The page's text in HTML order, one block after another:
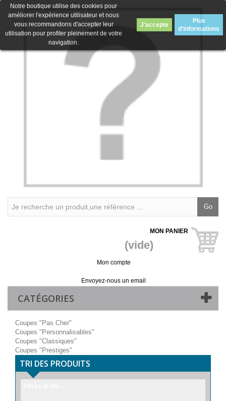
Go
MON PANIER
(vide)
Mon compte
Envoyez-nous un email
CATÉGORIES
Notre boutique utilise des cookies pour
améliorer l'expérience utilisateur et nous
vous recommandons d'accepter leur
utilisation pour profiter pleinement de votre
navigation.
J'accepte
Plus
d'informations
Coupes "Pas Cher"
Coupes "Personnalisables"
Coupes "Classiques"
Coupes "Prestiges"
TRI DES PRODUITS